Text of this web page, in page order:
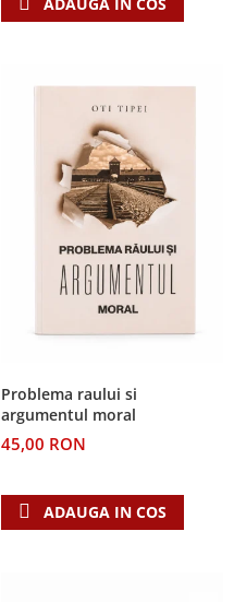
ADAUGA IN COS
Problema raului si
argumentul moral
45,00 RON
ADAUGA IN COS